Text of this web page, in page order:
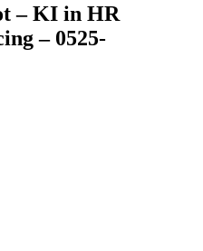
– KI in HR
– 0525-